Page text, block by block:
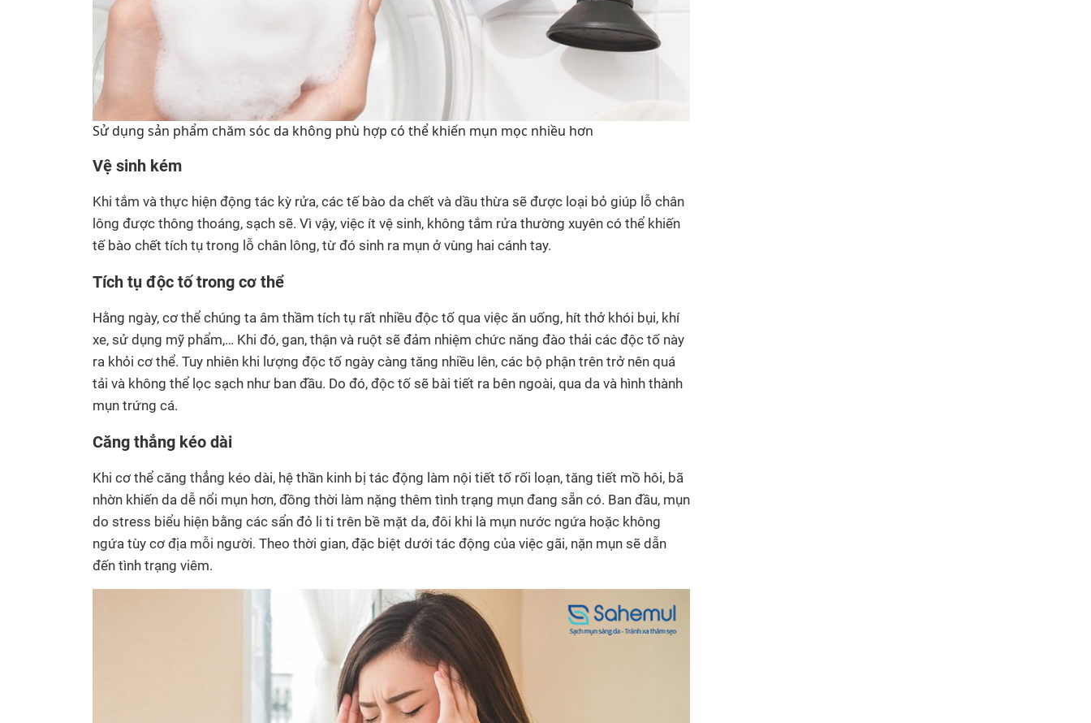
Sử dụng sản phẩm chăm sóc da không phù hợp có thể khiến mụn mọc nhiều hơn
Vệ sinh kém
Khi tắm và thực hiện động tác kỳ rửa, các tế bào da chết và dầu thừa sẽ được loại bỏ giúp lỗ chân
lông được thông thoáng, sạch sẽ. Vì vậy, việc ít vệ sinh, không tắm rửa thường xuyên có thể khiến
tế bào chết tích tụ trong lỗ chân lông, từ đó sinh ra mụn ở vùng hai cánh tay.
Tích tụ độc tố trong cơ thể
Hằng ngày, cơ thể chúng ta âm thầm tích tụ rất nhiều độc tố qua việc ăn uống, hít thở khói bụi, khí
xe, sử dụng mỹ phẩm,… Khi đó, gan, thận và ruột sẽ đảm nhiệm chức năng đào thải các độc tố này
ra khỏi cơ thể. Tuy nhiên khi lượng độc tố ngày càng tăng nhiều lên, các bộ phận trên trở nên quá
tải và không thể lọc sạch như ban đầu. Do đó, độc tố sẽ bài tiết ra bên ngoài, qua da và hình thành
mụn trứng cá.
Căng thẳng kéo dài
Khi cơ thể căng thẳng kéo dài, hệ thần kinh bị tác động làm nội tiết tố rối loạn, tăng tiết mồ hôi, bã
nhờn khiến da dễ nổi mụn hơn, đồng thời làm nặng thêm tình trạng mụn đang sẵn có. Ban đầu, mụn
do stress biểu hiện bằng các sẩn đỏ li ti trên bề mặt da, đôi khi là mụn nước ngứa hoặc không
ngứa tùy cơ địa mỗi người. Theo thời gian, đặc biệt dưới tác động của việc gãi, nặn mụn sẽ dẫn
đến tình trạng viêm.